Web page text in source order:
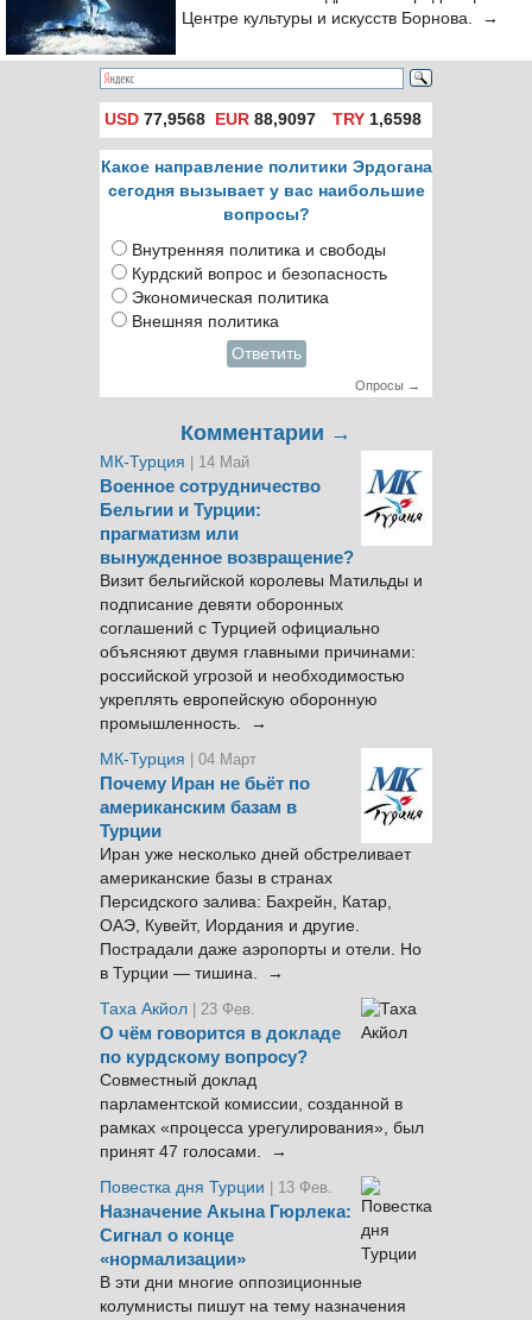
Центре культуры и искусств Борнова. →
USD 77,9568 EUR 88,9097 TRY1,6598
Какое направление политики Эрдогана
сегодня вызывает у вас наибольшие
вопросы?
Внутренняя политика и свободы
Курдский вопрос и безопасность
Экономическая политика
Внешняя политика
Ответить
Опросы →
Комментарии →
МК-Турция | 14 Май
Военное сотрудничество
Бельгии и Турции:
прагматизм или
вынужденное возвращение?
Визит бельгийской королевы Матильды и
подписание девяти оборонных
соглашений с Турцией официально
объясняют двумя главными причинами:
российской угрозой и необходимостью
укреплять европейскую оборонную
промышленность. →
МК-Турция
| 04 Март
Почему Иран не бьёт по
американским базам в
Турции
Иран уже несколько дней обстреливает
американские базы в странах
Персидского залива: Бахрейн, Катар,
ОАЭ, Кувейт, Иордания и другие.
Пострадали даже аэропорты и отели. Но
в Турции — тишина. →
Таха Акйол | 23 Фев.
О чём говорится в докладе
по курдскому вопросу?
Совместный доклад
парламентской комиссии, созданной в
рамках «процесса урегулирования», был
принят 47 голосами. →
Повестка дня Турции
| 13 Фев.
Назначение Акына Гюрлека:
Сигнал о конце
«нормализации»
В эти дни многие оппозиционные
колумнисты пишут на тему назначения